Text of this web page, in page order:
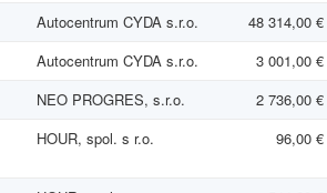
Autocentrum CYDA s.r.o. 48 314,00 €
Autocentrum CYDA s.r.o. 3 001,00 €
NEO PROGRES, s.r.o. 2 736,00 €
HOUR, spol. s r.o. 96,00 €